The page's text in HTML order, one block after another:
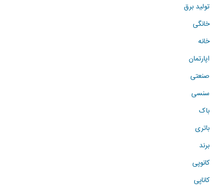
تولید برق
خانگی
خانه
اپارتمان
صنعتی
سنسی
باک
باتری
برند
کانوپی
کاناپی